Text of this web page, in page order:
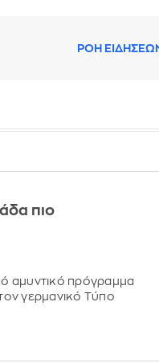
ΡΟΗ
πιο
αμυντικό πρόγραμμα
γερμανικό Τύπο